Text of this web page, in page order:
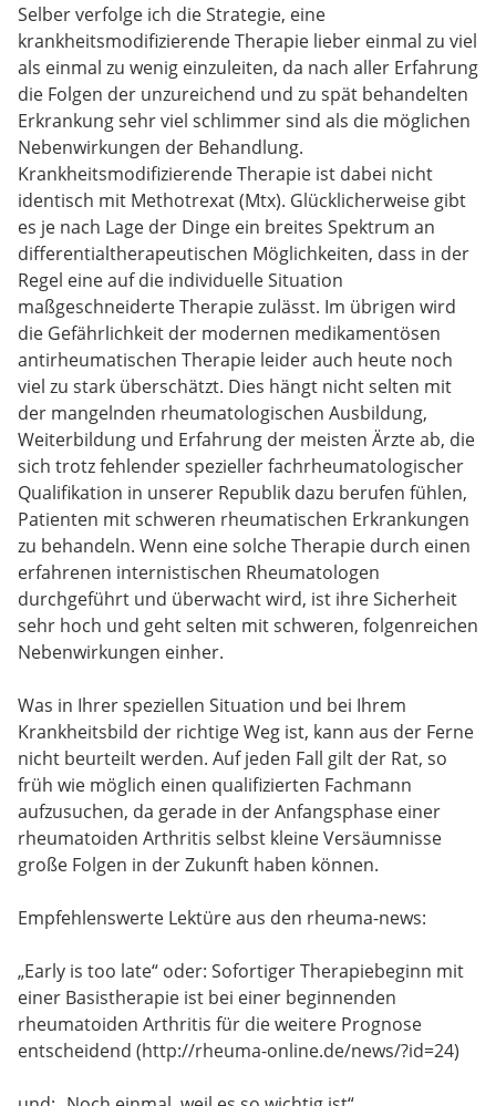
Selber verfolge ich die Strategie, eine
krankheitsmodifizierende Therapie lieber einmal zu viel
als einmal zu wenig einzuleiten, da nach aller Erfahrung
die Folgen der unzureichend und zu spät behandelten
Erkrankung sehr viel schlimmer sind als die möglichen
Nebenwirkungen der Behandlung.
Krankheitsmodifizierende Therapie ist dabei nicht
identisch mit Methotrexat (Mtx). Glücklicherweise gibt
es je nach Lage der Dinge ein breites Spektrum an
differentialtherapeutischen Möglichkeiten, dass in der
Regel eine auf die individuelle Situation
maßgeschneiderte Therapie zulässt. Im übrigen wird
die Gefährlichkeit der modernen medikamentösen
antirheumatischen Therapie leider auch heute noch
viel zu stark überschätzt. Dies hängt nicht selten mit
der mangelnden rheumatologischen Ausbildung,
Weiterbildung und Erfahrung der meisten Ärzte ab, die
sich trotz fehlender spezieller fachrheumatologischer
Qualifikation in unserer Republik dazu berufen fühlen,
Patienten mit schweren rheumatischen Erkrankungen
zu behandeln. Wenn eine solche Therapie durch einen
erfahrenen internistischen Rheumatologen
durchgeführt und überwacht wird, ist ihre Sicherheit
sehr hoch und geht selten mit schweren, folgenreichen
Nebenwirkungen einher.
Was in Ihrer speziellen Situation und bei Ihrem
Krankheitsbild der richtige Weg ist, kann aus der Ferne
nicht beurteilt werden. Auf jeden Fall gilt der Rat, so
früh wie möglich einen qualifizierten Fachmann
aufzusuchen, da gerade in der Anfangsphase einer
rheumatoiden Arthritis selbst kleine Versäumnisse
große Folgen in der Zukunft haben können.
Empfehlenswerte Lektüre aus den rheuma-news:
„Early is too late“ oder: Sofortiger Therapiebeginn mit
einer Basistherapie ist bei einer beginnenden
rheumatoiden Arthritis für die weitere Prognose
entscheidend (http://rheuma-online.de/news/?id=24)